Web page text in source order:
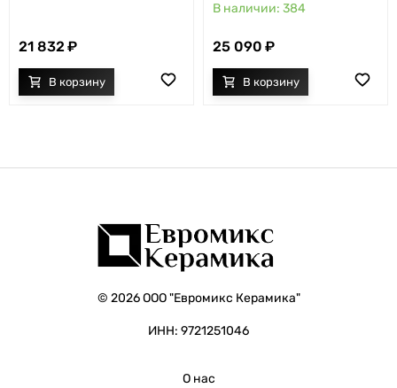
21 832
384
25 090
© 2026 ООО "Евромикс Керамика"
ИНН: 9721251046
О нас